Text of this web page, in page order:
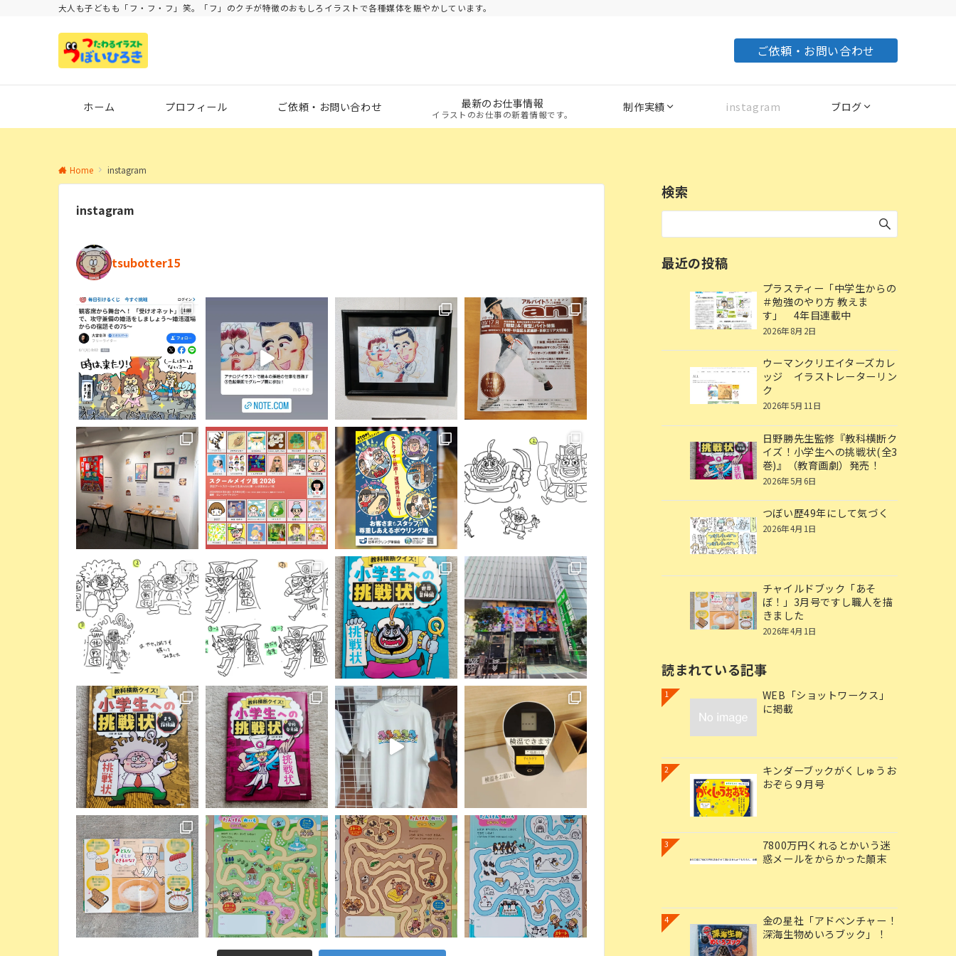
大人も子どもも「フ・フ・フ」笑。「フ」のクチが特徴のおもしろイラストで各種媒体を賑やかしています。
ご依頼・お問い合わせ
ホーム プロフィール ご依頼・お問い合わせ 最新のお仕事情報
イラストのお仕事の新着情報です。
制作実績 instagram ブログ
Home instagram
instagram
tsubotter15
検索
最近の投稿
プラスティー「中学生からの
＃勉強のやり方 教えま
す」 4年目連載中
2026年8月2日
ウーマンクリエイターズカレ
ッジ イラストレーターリン
ク
2026年5月11日
日野勝先生監修『教科横断ク
イズ！小学生への挑戦状(全3
巻)』（教育画劇）発売！
2026年5月6日
つぼい歴49年にして気づく
2026年4月1日
チャイルドブック「あそ
ぼ！」3月号ですし職人を描
きました
2026年4月1日
読まれている記事
1
WEB「ショットワークス」
に掲載
2
キンダーブックがくしゅうお
おぞら９月号
3
7800万円くれるとかいう迷
惑メールをからかった顛末
4
金の星社「アドベンチャー！
深海生物めいろブック」！